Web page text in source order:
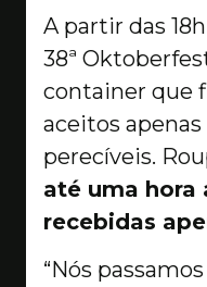
A partir das
38ª
container que
aceitos
perecíveis.
até uma hora
recebidas
“Nós